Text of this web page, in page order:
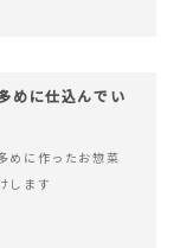
めに仕込んでい
めに作ったお惣菜
します